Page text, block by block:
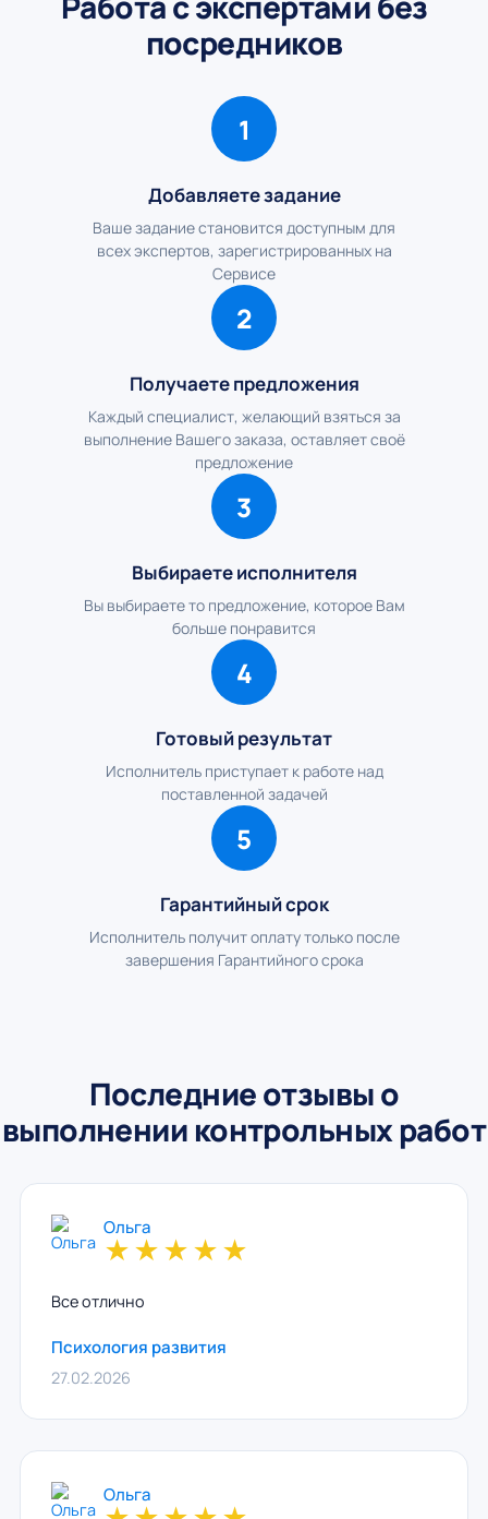
посредников
1
Добавляете задание
Ваше задание становится доступным для
всех экспертов, зарегистрированных на
Сервисе
2
Получаете предложения
Каждый специалист, желающий взяться за
выполнение Вашего заказа, оставляет своё
предложение
3
Выбираете исполнителя
Вы выбираете то предложение, которое Вам
больше понравится
4
Готовый результат
Исполнитель приступает к работе над
поставленной задачей
5
Гарантийный срок
Исполнитель получит оплату только после
завершения Гарантийного срока
Последние отзывы о
выполнении контрольных работ
Ольга
★★★★★
Все отлично
Психология развития
27.02.2026
Ольга